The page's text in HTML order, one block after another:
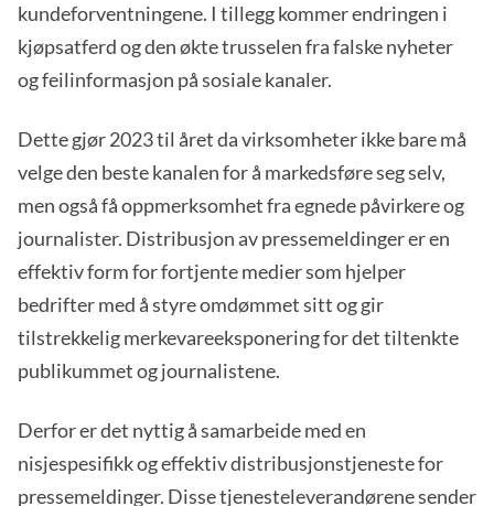
kundeforventningene. I tillegg kommer endringen i
kjøpsatferd og den økte trusselen fra falske nyheter
og feilinformasjon på sosiale kanaler.
Dette gjør 2023 til året da virksomheter ikke bare må
velge den beste kanalen for å markedsføre seg selv,
men også få oppmerksomhet fra egnede påvirkere og
journalister. Distribusjon av pressemeldinger er en
effektiv form for fortjente medier som hjelper
bedrifter med å styre omdømmet sitt og gir
tilstrekkelig merkevareeksponering for det tiltenkte
publikummet og journalistene.
Derfor er det nyttig å samarbeide med en
nisjespesifikk og effektiv distribusjonstjeneste for
pressemeldinger. Disse tjenesteleverandørene sender